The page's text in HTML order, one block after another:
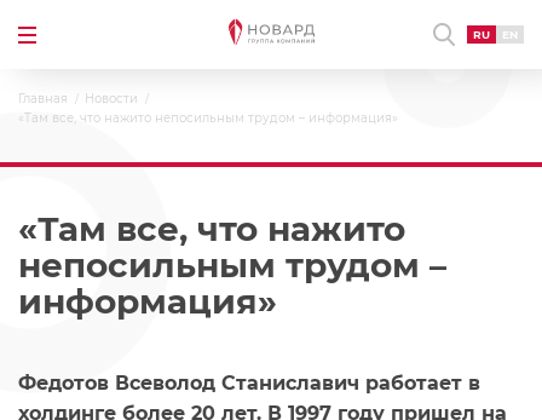
RU EN
Главная
Новости
«Там все, что нажито непосильным трудом – информация»
«Там все, что нажито
непосильным трудом –
информация»
Федотов Всеволод Станиславич работает в
холдинге более 20 лет. В 1997 году пришел на